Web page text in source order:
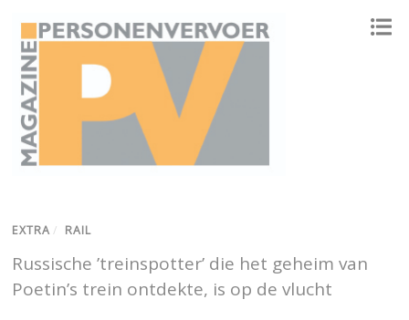
EXTRA / RAIL
Russische ’treinspotter’ die het geheim van
Poetin’s trein ontdekte, is op de vlucht